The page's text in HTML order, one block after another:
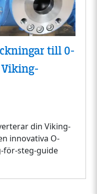
till O-
din Viking-
innovativa O-
för-steg-guide